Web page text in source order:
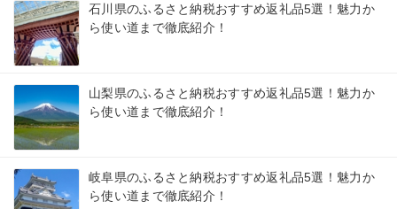
石川県のふるさと納税おすすめ返礼品5選！魅力か
ら使い道まで徹底紹介！
山梨県のふるさと納税おすすめ返礼品5選！魅力か
ら使い道まで徹底紹介！
岐阜県のふるさと納税おすすめ返礼品5選！魅力か
ら使い道まで徹底紹介！